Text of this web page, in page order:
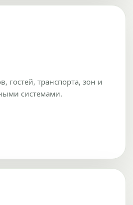
гостей, транспорта, зон и
системами.